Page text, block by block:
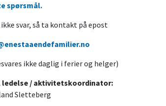
spørsmål.
ikke svar, så ta kontakt på epost
ikke daglig i ferier og helger)
ledelse / aktivitetskoordinator:
Sletteberg